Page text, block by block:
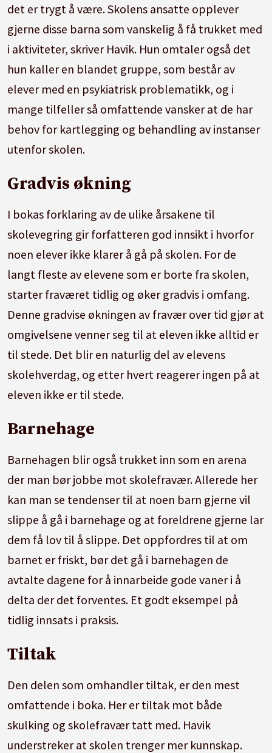
det er trygt å være. Skolens ansatte opplever
gjerne disse barna som vanskelig å få trukket med
i aktiviteter, skriver Havik. Hun omtaler også det
hun kaller en blandet gruppe, som består av
elever med en psykiatrisk problematikk, og i
mange tilfeller så omfattende vansker at de har
behov for kartlegging og behandling av instanser
utenfor skolen.
Gradvis økning
I bokas forklaring av de ulike årsakene til
skolevegring gir forfatteren god innsikt i hvorfor
noen elever ikke klarer å gå på skolen. For de
langt fleste av elevene som er borte fra skolen,
starter fraværet tidlig og øker gradvis i omfang.
Denne gradvise økningen av fravær over tid gjør at
omgivelsene venner seg til at eleven ikke alltid er
til stede. Det blir en naturlig del av elevens
skolehverdag, og etter hvert reagerer ingen på at
eleven ikke er til stede.
Barnehage
Barnehagen blir også trukket inn som en arena
der man bør jobbe mot skolefravær. Allerede her
kan man se tendenser til at noen barn gjerne vil
slippe å gå i barnehage og at foreldrene gjerne lar
dem få lov til å slippe. Det oppfordres til at om
barnet er friskt, bør det gå i barnehagen de
avtalte dagene for å innarbeide gode vaner i å
delta der det forventes. Et godt eksempel på
tidlig innsats i praksis.
Tiltak
Den delen som omhandler tiltak, er den mest
omfattende i boka. Her er tiltak mot både
skulking og skolefravær tatt med. Havik
understreker at skolen trenger mer kunnskap.